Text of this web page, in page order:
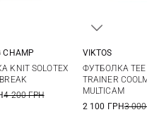
CHAMP
KNIT SOLOTEX
4 200 ГРН
XXL
VIKTOS
ФУТБОЛКА TEE
TRAINER
MULTICAM
2 100 ГРН3